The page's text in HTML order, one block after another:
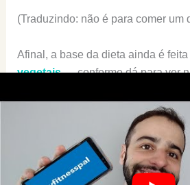
(Traduzindo: não é para comer um
Afinal, a base da dieta ainda é feita
vegetais— conforme dá para ver
A vantagem desse estilo alimentar
aproveitar o melhor que a
Enquanto colhe diversos